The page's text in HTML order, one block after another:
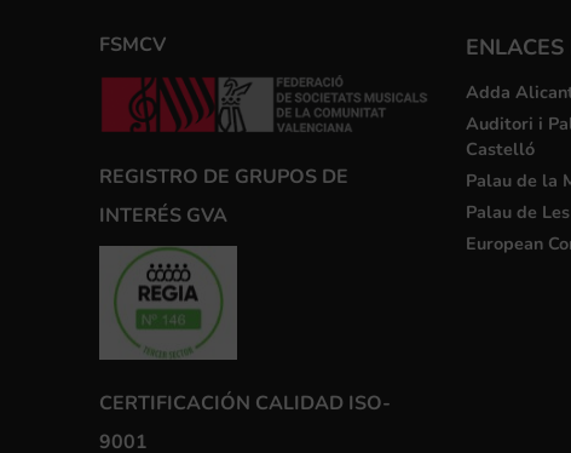
FSMCV
REGISTRO DE GRUPOS DE
INTERÉS GVA
CERTIFICACIÓN CALIDAD ISO-
9001
Adda
Auditori i
Castelló
Palau de la
Palau de
European